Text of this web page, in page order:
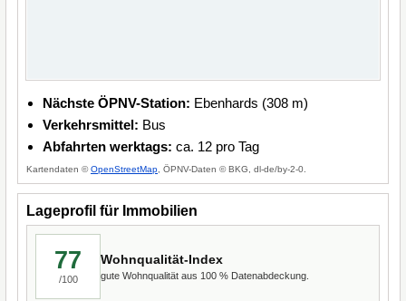
Nächste ÖPNV-Station: Ebenhards (308 m)
Verkehrsmittel: Bus
Abfahrten werktags: ca. 12 pro Tag
Kartendaten ©OpenStreetMap , ÖPNV-Daten © BKG, dl-de/by-2-0.
Lageprofil für Immobilien
77
/100
Wohnqualität-Index
gute Wohnqualität aus 100 % Datenabdeckung.